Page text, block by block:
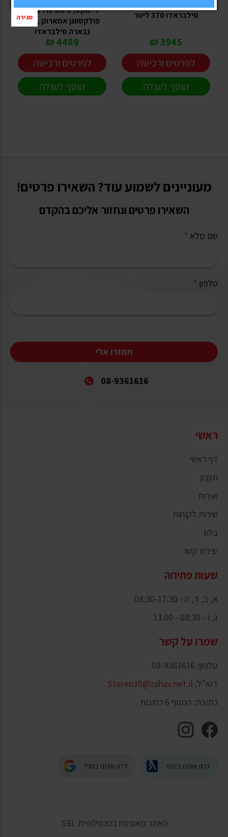
סילבראדו 370 ליטר
3945 ₪
לפרטים ורכישה
הוסף לעגלה
די מקס, פיאט פול באק
פולקסווגן אמארוק ,ניסן
נבארה סילבראדו
4489 ₪
לפרטים ורכישה
הוסף לעגלה
מעוניינים לשמוע עוד? השאירו פרטים!
השאירו פרטים ונחזור אליכם בהקדם
שם מלא *
טלפון *
תחזרו אלי
08-9361616
ראשי
דף ראשי
תקנון
אודות
שירות לקוחות
בלוג
יצירת קשר
שעות פתיחה
א, ב, ד, ה - 08:30-17.30
ג, ו - 08:30 - 13.00
שמרו על קשר
טלפון: 08-9361616
דוא"ל: Stereo10@zahav.net.il
כתובת: המנוף 6 רחובות
דרגו אותנו בזאפ דרגו אותנו בגוגל
האתר מאובטח בטכנולוגיית SSL
סגירה